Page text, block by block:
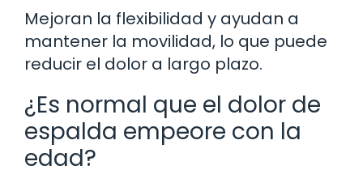
Mejoran la flexibilidad y ayudan a
mantener la movilidad, lo que puede
reducir el dolor a largo plazo.
¿Es normal que el dolor de
espalda empeore con la
edad?